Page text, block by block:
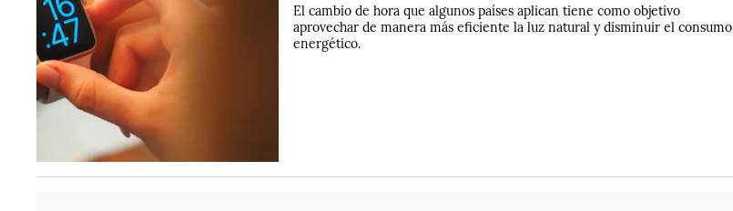
El cambio de hora que algunos países aplican tiene como objetivo
aprovechar de manera más eficiente la luz natural y disminuir el consumo
energético.